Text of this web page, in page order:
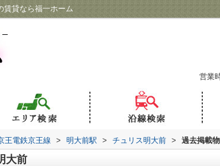
賃貸なら福一ホーム
営業
王電鉄京王線 > 明大前駅 > チュリス明大前 > 過去掲載
大前